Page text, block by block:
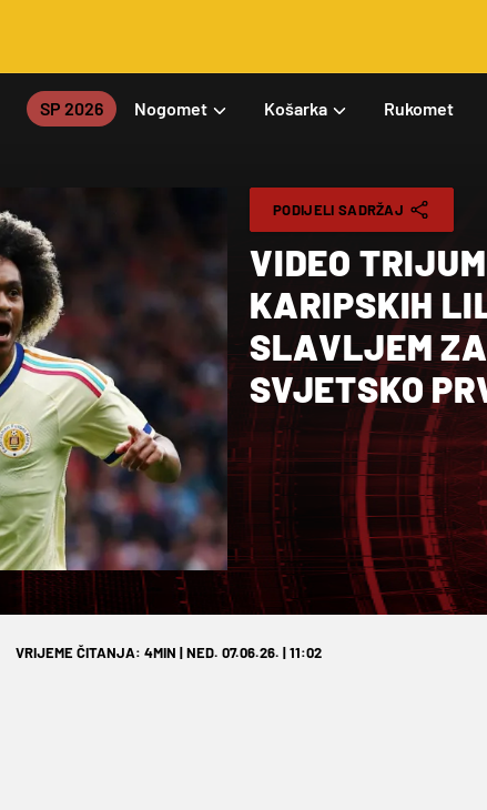
SP 2026 Nogomet Košarka Rukomet
PODIJELI SADRŽAJ
VIDEO
KARIPSKIH
SLAVLJEM
SVJETSKO
VRIJEME ČITANJA: 4MIN | NED. 07.06.26. | 11:02